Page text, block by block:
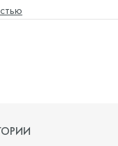
а текстура